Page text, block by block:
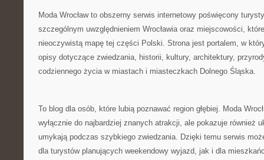
Moda Wrocław to obszerny serwis internetowy poświęcony
szczególnym uwzględnieniem Wrocławia oraz miejscowości,
nieoczywistą mapę tej części Polski. Strona jest portalem, w
opisy dotyczące zwiedzania, historii, kultury, architektury,
codziennego życia w miastach i miasteczkach Dolnego Śląska.
To blog dla osób, które lubią poznawać region głębiej. Moda
wyłącznie do najbardziej znanych atrakcji, ale pokazuje również
umykają podczas szybkiego zwiedzania. Dzięki temu serwis
dla turystów planujących weekendowy wyjazd, jak i dla